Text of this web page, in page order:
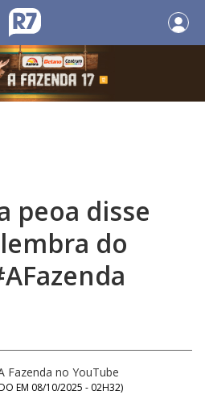
peoa disse
do
Fazenda no YouTube
EM 08/10/2025 - 02H32)